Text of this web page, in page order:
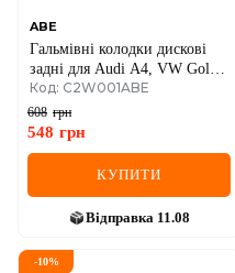
GMC
GREAT WALL
HAVAL
ABE
Гальмівні колодки дискові
задні для Audi A4, VW Golf,
Skoda Octavia, Renault.
Код: C2W001ABE
608 грн
548 грн
КУПИТИ
Відправка 11.08
-10%